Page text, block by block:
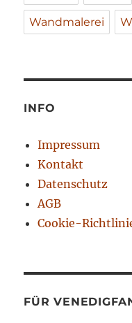
Wandmalerei
INFO
Impressum
Kontakt
Datenschutz
AGB
Cookie-
FÜR